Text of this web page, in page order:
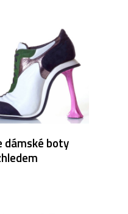
dámské boty